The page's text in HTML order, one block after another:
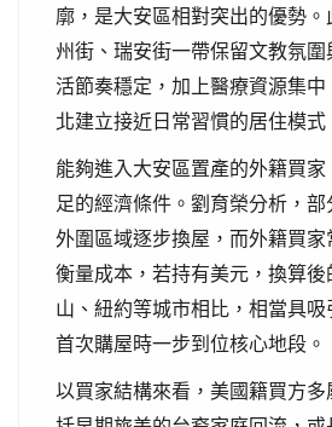
廓，是大安區相對突出的優勢
州街、瑞安街一帶保留文教氛
活節奏穩定，加上醫療資源集
北建立接近日常習慣的居住模式
能夠進入大安區置產的外籍買
足的經濟條件。劉育榮分析，
外圍區域逐步換屋，而外籍買
衡量成本，若持有美元，換算
山、紐約等城市相比，相當具
首次購屋時一步到位核心地段。
以買家結構來看，美國籍買方